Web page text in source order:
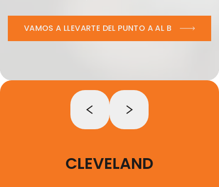
VAMOS A LLEVARTE DEL PUNTO A AL B
CLEVELAND